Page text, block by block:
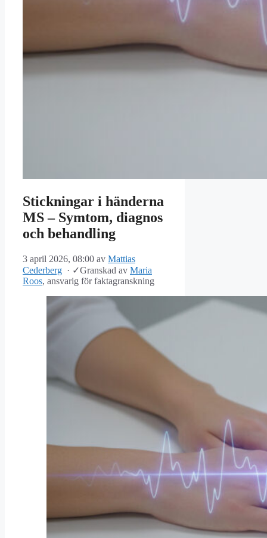
Stickningar i händerna
MS – Symtom, diagnos
och behandling
3 april 2026, 08:00 av Mattias
Cederberg · ✓Granskad av Maria
Roos, ansvarig för faktagranskning